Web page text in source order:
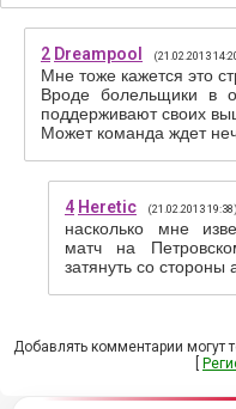
2 Dreampool (21.02.2013
Мне тоже кажется это
Вроде болельщики в
поддерживают своих
Может команда ждет
4 Heretic (21.02.2013 19:38)
насколько мне
матч на
затянуть со стороны
Добавлять комментарии могут